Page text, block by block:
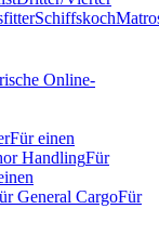
Schiffskoch
Online-
Für einen
HandlingFür
General CargoFür